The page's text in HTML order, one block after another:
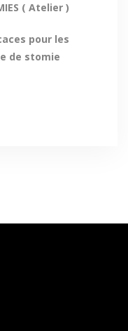
( Atelier )
pour les
de stomie